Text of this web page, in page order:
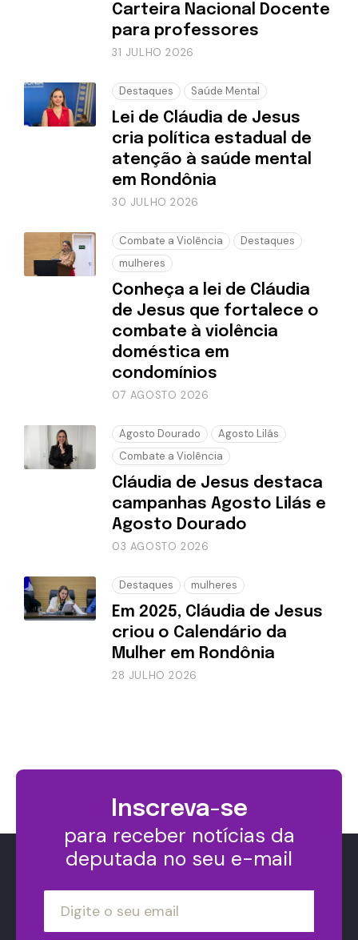
Carteira Nacional Docente
para professores
31 JULHO 2026
Destaques Saúde Mental
Lei de Cláudia de Jesus
cria política estadual de
atenção à saúde mental
em Rondônia
30 JULHO 2026
Combate a Violência
Destaques
mulheres
Conheça a lei de Cláudia
de Jesus que fortalece o
combate à violência
doméstica em
condomínios
07 AGOSTO 2026
Agosto Dourado
Agosto Lilás
Combate a Violência
Cláudia de Jesus destaca
campanhas Agosto Lilás e
Agosto Dourado
03 AGOSTO 2026
Destaques mulheres
Em 2025, Cláudia de Jesus
criou o Calendário da
Mulher em Rondônia
28 JULHO 2026
Inscreva-se
para receber notícias da
deputada no seu e-mail